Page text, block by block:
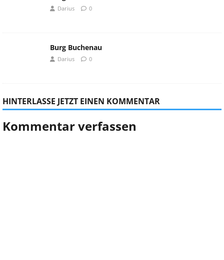
Darius 0
Burg Buchenau
Darius 0
HINTERLASSE JETZT EINEN KOMMENTAR
Kommentar verfassen